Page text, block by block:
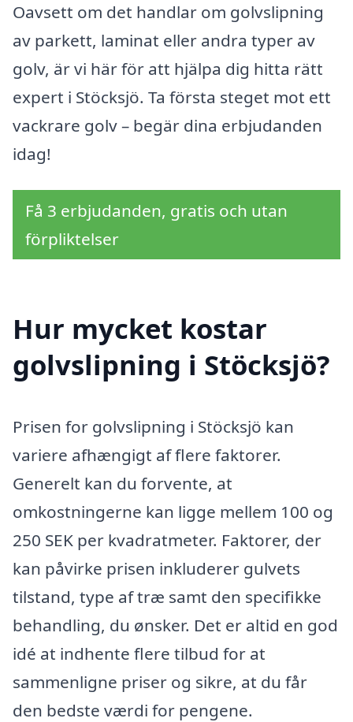
Oavsett om det handlar om golvslipning
av parkett, laminat eller andra typer av
golv, är vi här för att hjälpa dig hitta rätt
expert i Stöcksjö. Ta första steget mot ett
vackrare golv – begär dina erbjudanden
idag!
Få 3 erbjudanden, gratis och utan
förpliktelser
Hur mycket kostar
golvslipning i Stöcksjö?
Prisen for golvslipning i Stöcksjö kan
variere afhængigt af flere faktorer.
Generelt kan du forvente, at
omkostningerne kan ligge mellem 100 og
250 SEK per kvadratmeter. Faktorer, der
kan påvirke prisen inkluderer gulvets
tilstand, type af træ samt den specifikke
behandling, du ønsker. Det er altid en god
idé at indhente flere tilbud for at
sammenligne priser og sikre, at du får
den bedste værdi for pengene.